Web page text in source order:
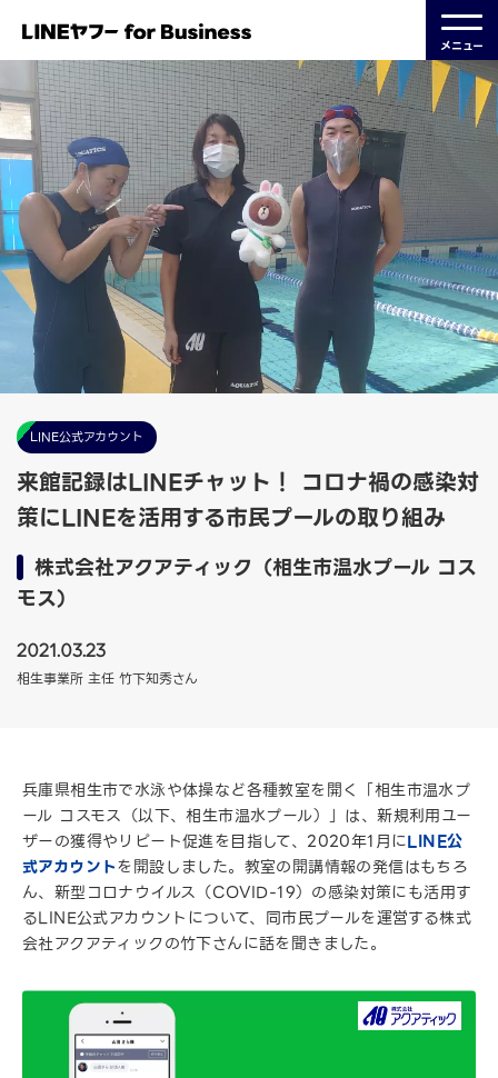
メニュー
LINE公式アカウント
来館記録はLINEチャット！ コロナ禍の感染対
策にLINEを活用する市民プールの取り組み
株式会社アクアティック（相生市温水プール コス
モス）
2021.03.23
相生事業所 主任 竹下知秀さん
兵庫県相生市で水泳や体操など各種教室を開く「相生市温水プ
ール コスモス（以下、相生市温水プール）」は、新規利用ユー
ザーの獲得やリピート促進を目指して、2020年1月にLINE公
式アカウントを開設しました。教室の開講情報の発信はもちろ
ん、新型コロナウイルス（COVID-19）の感染対策にも活用す
るLINE公式アカウントについて、同市民プールを運営する株式
会社アクアティックの竹下さんに話を聞きました。